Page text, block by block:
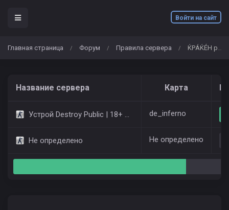
Войти на сайт
Главная страница / Форум / Правила сервера / ЌРÁЌÉH работа мечты: спать до обеда и быть в тренде
Название сервера Карта
Устрой Destroy Public | 18+ Only Dust2 de_inferno
Не определено Не определено